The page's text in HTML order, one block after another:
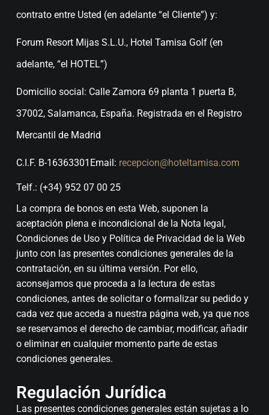
contrato entre Usted (en adelante “el Cliente”) y:
Forum Resort Mijas S.L.U., Hotel Tamisa Golf (en
adelante, “el HOTEL”)
Domicilio social: Calle Zamora 69 planta 1 puerta B,
37002, Salamanca, España. Registrada en el Registro
Mercantil de Madrid
C.I.F. B-16363301 Email: recepcion@hoteltamisa.com
Telf.: (+34) 952 07 00 25
La compra de bonos en esta Web, suponen la
aceptación plena e incondicional de la Nota legal,
Condiciones de Uso y Política de Privacidad de la Web
junto con las presentes condiciones generales de la
contratación, en su última versión. Por ello,
aconsejamos que proceda a la lectura de estas
condiciones, antes de solicitar o formalizar su pedido y
cada vez que acceda a nuestra página web, ya que nos
se reservamos el derecho de cambiar, modificar, añadir
o eliminar en cualquier momento parte de estas
condiciones generales.
Regulación Jurídica
Las presentes condiciones generales están sujetas a lo